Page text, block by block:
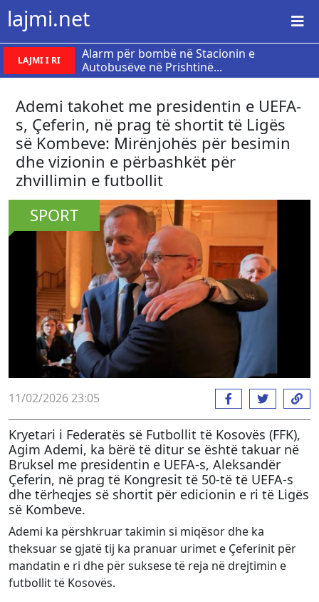
lajmi.net
LAJMI I RI
Alarm për bombë në Stacionin e
Autobusëve në Prishtinë...
Ademi takohet me presidentin e UEFA-
s, Çeferin, në prag të shortit të Ligës
së Kombeve: Mirënjohës për besimin
dhe vizionin e përbashkët për
zhvillimin e futbollit
SPORT
11/02/2026 23:05
Kryetari i Federatës së Futbollit të Kosovës (FFK),
Agim Ademi, ka bërë të ditur se është takuar në
Bruksel me presidentin e UEFA-s, Aleksandër
Çeferin, në prag të Kongresit të 50-të të UEFA-s
dhe tërheqjes së shortit për edicionin e ri të Ligës
së Kombeve.
Ademi ka përshkruar takimin si miqësor dhe ka
theksuar se gjatë tij ka pranuar urimet e Çeferinit për
mandatin e ri dhe për suksese të reja në drejtimin e
futbollit të Kosovës.